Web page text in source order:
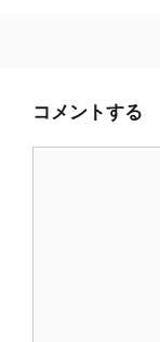
コメントする